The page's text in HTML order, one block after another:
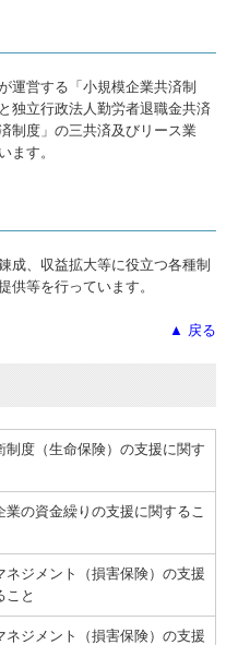
運営する「小規模企業共済制
独立行政法人勤労者退職金共済
制度」の三共済及びリース業
ます。
成、収益拡大等に役立つ各種制
供等を行っています。
▲ 戻る
制度（生命保険）の支援に関す
業の資金繰りの支援に関するこ
ネジメント（損害保険）の支援
こと
ネジメント（損害保険）の支援